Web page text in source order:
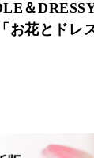
＆
お花とドレ